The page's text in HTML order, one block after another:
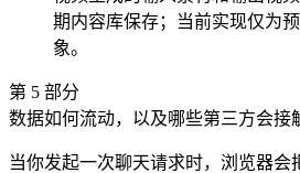
期内容库保存；当前实现仅为
象。
第 5 部分
数据如何流动，以及哪些第三方会接
当你发起一次聊天请求时，浏览器会